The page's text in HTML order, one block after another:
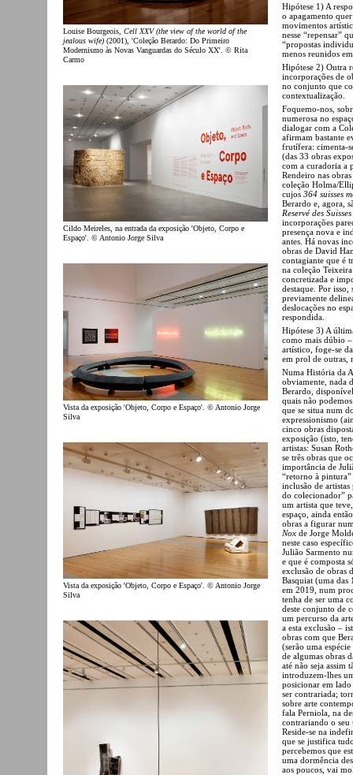
Louise Bourgeois, Cell XXV (the view of the world of the
jealous wife) (2001), 'Coleção Berardo: Do Primeiro
Modernismo às Novas Vanguardas do Século XX'. © Rita
Carmo
Cildo Meireles, na entrada da exposição 'Objeto, Corpo e
Espaço'. © Antonio Jorge Silva
Vista da exposição 'Objeto, Corpo e Espaço'. © Antonio Jorge
Silva
Vista da exposição 'Objeto, Corpo e Espaço'. © Antonio Jorge
Silva
Hipótese 1) A
o apagamento
movimentos
nesse “repensar”
“propostas
menos reunidos
Hipótese 2) Outra
incorporações de
no conjunto que
contextualização.
Foquemo-nos,
numerosa no
dialogar com a
afirmam bastante
frutífera: cimenta-
(das 33 obras
com a curadoria a
Rendeiro nas
coleção Holma/
cujos 364 suisses
Berardo e, agora,
Reservé des
incorporações
presença nova e
antes. Há novas
obras de David
contagiante que é
na coleção
concretizada e
destaque. Por isso,
previamente
deslocações no
respondida.
Hipótese 3) A
como mais dúbio
artístico, foge-se
em prol de outras,
Numa História da
obviamente, nada
Berardo,
quais não
que se situa num
expressionismo
cinco obras
exposição (isto,
artistas: Susan
se três obras que
importância de
“retorno à
inclusão de
do colecionador”
um artista que
espaço, ainda
obras a figurar
Nox de Jorge
neste caso
Julião Sarmento
e que é composta
exclusão de obras
Basquiat (uma das
em 2019, num
tenha de ser uma
deste conjunto de
um percurso da
a esta exclusão –
obras com que
(serão uma
de algumas obras
até não seja assim
introduzem-lhes
posicionar em
ser contrariada;
sobre arte
fala Perniola, na
contrariando o seu
Reside-se na
que se justifica
percebemos que
uma dormência
aos poucos, vai